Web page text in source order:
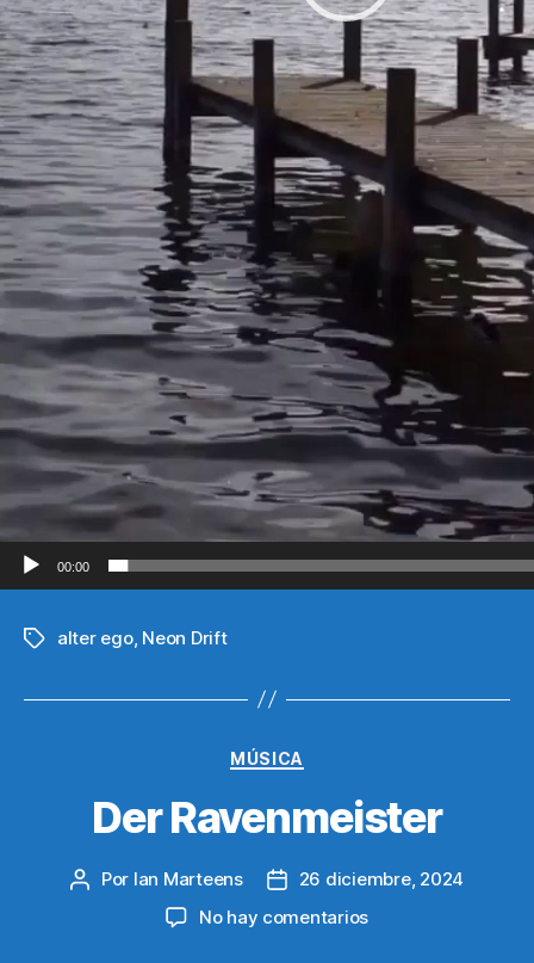
00:00
Etiquetas
alter ego, Neon Drift
Categorías
MÚSICA
Der Ravenmeister
Autor
Por Ian Marteens
Fecha26 diciembre, 2024
No hay comentariosen